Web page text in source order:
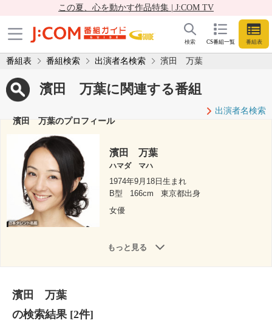
この夏、心を動かす作品特集 | J:COM TV
CS番組一覧 番組表
検索
番組表 番組検索 出演者名検索 濱田 万葉
濱田 万葉に関連する番組
出演者名検索
濱田 万葉のプロフィール
濱田 万葉
ハマダ マハ
1974年9月18日生まれ
B型
166cm
東京都出身
女優
もっと見る
濱田 万葉
の検索結果[2件]